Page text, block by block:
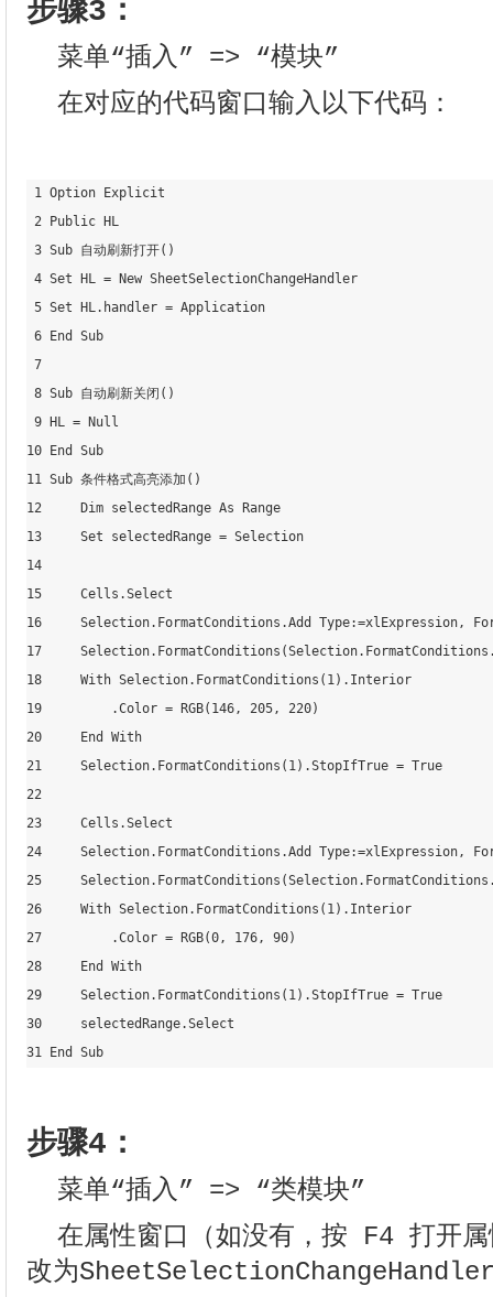
步骤3：
菜单“插入” => “模块”
在对应的代码窗口输入以下代码：
1 Option Explicit
2 Public HL
3 Sub 自动刷新打开()
4 Set HL = New SheetSelectionChangeHandler
5 Set HL.handler = Application
6 End Sub
7
8 Sub 自动刷新关闭()
9 HL = Null
10 End Sub
11 Sub 条件格式高亮添加()
12     Dim selectedRange As Range
13     Set selectedRange = Selection
14
15     Cells.Select
16     Selection.FormatConditions.Add Type:=xlExpression,
17
18     With Selection.FormatConditions(1).Interior
19         .Color = RGB(146, 205, 220)
20     End With
21     Selection.FormatConditions(1).StopIfTrue = True
22
23     Cells.Select
24     Selection.FormatConditions.Add Type:=xlExpression,
25
26     With Selection.FormatConditions(1).Interior
27         .Color = RGB(0, 176, 90)
28     End With
29     Selection.FormatConditions(1).StopIfTrue = True
30     selectedRange.Select
31 End Sub
步骤4：
菜单“插入” => “类模块”
在属性窗口（如没有，按 F4 打开
改为